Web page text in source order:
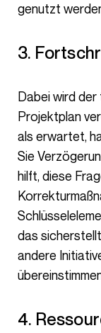
genutzt
3.
Dabei wird der tatsächliche Fortschritt mit Ihrem
Projektplan
als erwartet,
Sie
hilft, diese
das
andere
4.